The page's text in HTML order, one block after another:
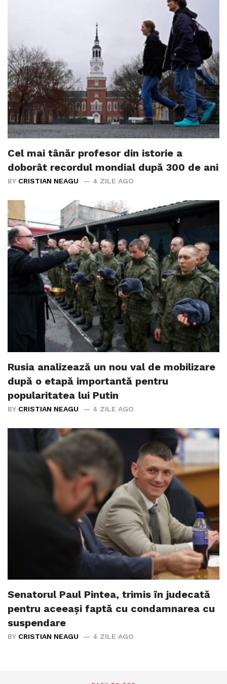
Cel mai tânăr profesor din istorie a
doborât recordul mondial după 300 de ani
BY CRISTIAN NEAGU 4 ZILE AGO
Rusia analizează un nou val de mobilizare
după o etapă importantă pentru
popularitatea lui Putin
BY CRISTIAN NEAGU 4 ZILE AGO
Senatorul Paul Pintea, trimis în judecată
pentru aceeași faptă cu condamnarea cu
suspendare
BY CRISTIAN NEAGU 4 ZILE AGO